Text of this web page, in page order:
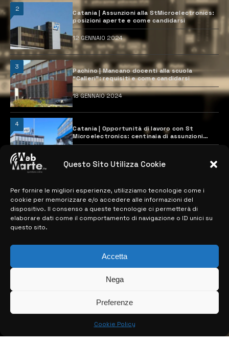
Questo Sito Utilizza Cookie
Per fornire le migliori esperienze, utilizziamo tecnologie come i
cookie per memorizzare e/o accedere alle informazioni del
dispositivo. Il consenso a queste tecnologie ci permetterà di
elaborare dati come il comportamento di navigazione o ID unici su
questo sito.
Accetta
Nega
Preferenze
Cookie Policy
2
Catania | Assunzioni alla StMicroelectronics:
posizioni aperte e come candidarsi
12 GENNAIO 2024
3
Pachino | Mancano docenti alla scuola
“Calleri”: requisiti e come candidarsi
18 GENNAIO 2024
4
Catania | Opportunità di lavoro con St
Microelectronics: centinaia di assunzioni
previste
MAPPA DEL SITO
> NOTIZIE